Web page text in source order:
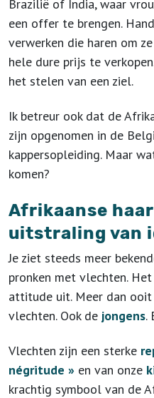
Brazilië of India, waar
een offer te brengen.
verwerken die haren om
hele dure prijs te
het stelen van een ziel.
Ik betreur ook dat de
zijn opgenomen in de
kappersopleiding. Maar
komen?
Afrikaanse
uitstraling van
Je ziet steeds meer
pronken met vlechten.
attitude uit. Meer dan
vlechten. Ook de jongens.
Vlechten zijn een sterke
négritude » en van onze
krachtig symbool van de